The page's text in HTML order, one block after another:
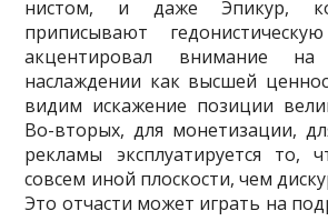
нистом, и даже Эпикур,
приписывают
акцентировал внимание на
наслаждении как высшей
видим искажение позиции
Во-вто­рых, для монетизации,
рекламы эксплуатируется то,
совсем иной плоскости, чем
Это отчасти может играть на